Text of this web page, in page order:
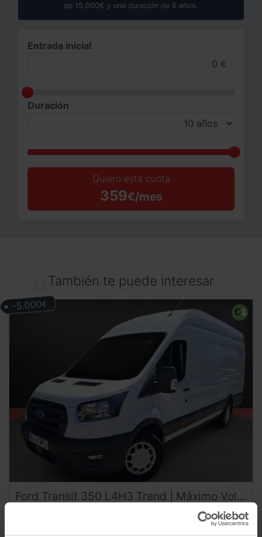
Entrada inicial
Duración
Quiero esta cuota
359€/mes
de 15.000€ y una duración de 6 años.
También te puede interesar
Ford Transit 350 L4H3 Trend | Máximo Volumen y Tracción Trasera | DESDE 420 €/mes
32.990€
27.990€
-5.000€